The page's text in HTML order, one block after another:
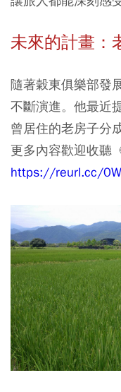
未來的計畫：
隨著穀東俱樂部發
不斷演進。他最近
曾居住的老房子分
更多內容歡迎收聽
https://reurl.cc/